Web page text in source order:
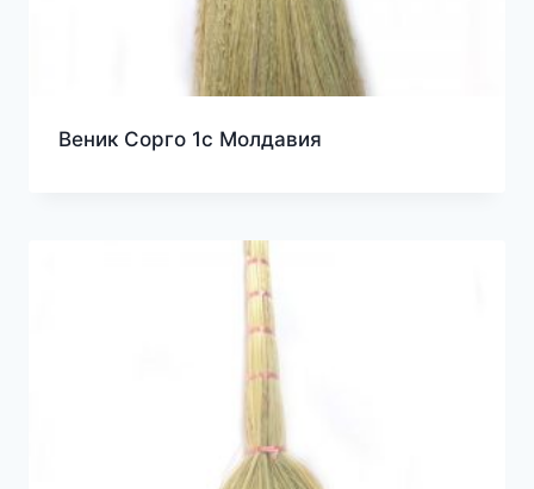
Веник Сорго 1с Молдавия